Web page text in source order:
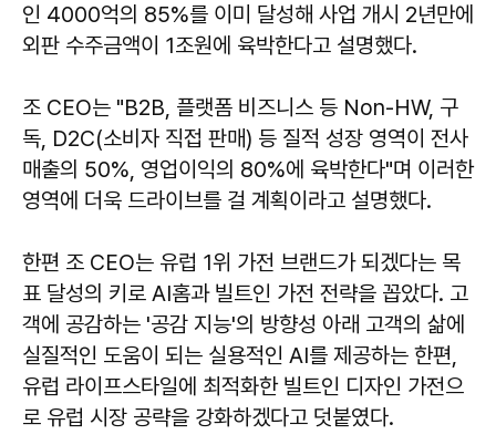
인 4000억의 85%를 이미 달성해 사업 개시 2년만에
외판 수주금액이 1조원에 육박한다고 설명했다.
조 CEO는 "B2B, 플랫폼 비즈니스 등 Non-HW, 구
독, D2C(소비자 직접 판매) 등 질적 성장 영역이 전사
매출의 50%, 영업이익의 80%에 육박한다"며 이러한
영역에 더욱 드라이브를 걸 계획이라고 설명했다.
한편 조 CEO는 유럽 1위 가전 브랜드가 되겠다는 목
표 달성의 키로 AI홈과 빌트인 가전 전략을 꼽았다. 고
객에 공감하는 '공감 지능'의 방향성 아래 고객의 삶에
실질적인 도움이 되는 실용적인 AI를 제공하는 한편,
유럽 라이프스타일에 최적화한 빌트인 디자인 가전으
로 유럽 시장 공략을 강화하겠다고 덧붙였다.